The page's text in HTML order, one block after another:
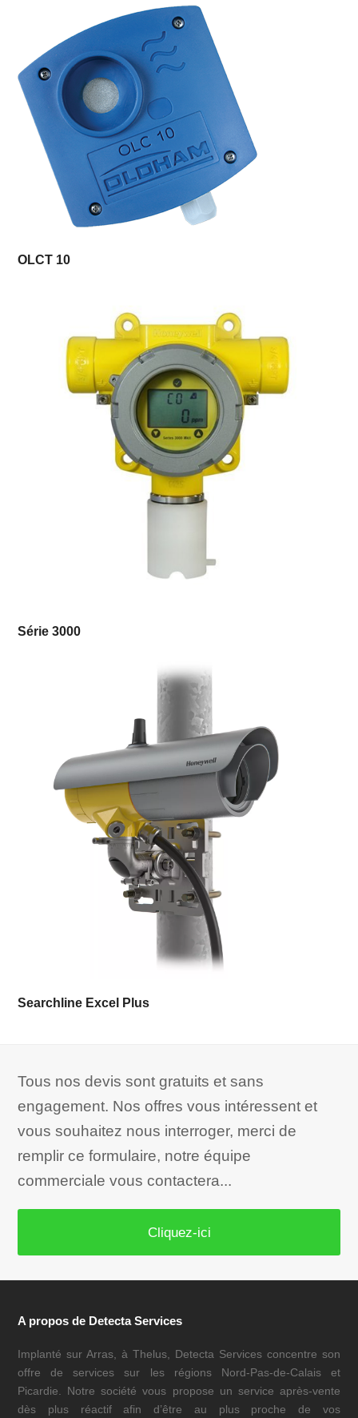
OLCT 10
Série 3000
Searchline Excel Plus
Tous nos devis sont gratuits et sans
engagement. Nos offres vous intéressent et
vous souhaitez nous interroger, merci de
remplir ce formulaire, notre équipe
commerciale vous contactera...
Cliquez-ici
A propos de Detecta Services
Implanté sur Arras, à Thelus, Detecta Services concentre son
offre de services sur les régions Nord-Pas-de-Calais et
Picardie. Notre société vous propose un service après-vente
dès plus réactif afin d’être au plus proche de vos